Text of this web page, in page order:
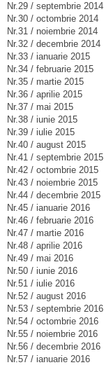
Nr.29 / septembrie 2014
Nr.30 / octombrie 2014
Nr.31 / noiembrie 2014
Nr.32 / decembrie 2014
Nr.33 / ianuarie 2015
Nr.34 / februarie 2015
Nr.35 / martie 2015
Nr.36 / aprilie 2015
Nr.37 / mai 2015
Nr.38 / iunie 2015
Nr.39 / iulie 2015
Nr.40 / august 2015
Nr.41 / septembrie 2015
Nr.42 / octombrie 2015
Nr.43 / noiembrie 2015
Nr.44 / decembrie 2015
Nr.45 / ianuarie 2016
Nr.46 / februarie 2016
Nr.47 / martie 2016
Nr.48 / aprilie 2016
Nr.49 / mai 2016
Nr.50 / iunie 2016
Nr.51 / iulie 2016
Nr.52 / august 2016
Nr.53 / septembrie 2016
Nr.54 / octombrie 2016
Nr.55 / noiembrie 2016
Nr.56 / decembrie 2016
Nr.57 / ianuarie 2016